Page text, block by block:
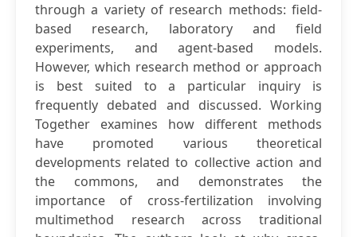
through a variety of research methods: field-
based research, laboratory and field
experiments, and agent-based models.
However, which research method or approach
is best suited to a particular inquiry is
frequently debated and discussed. Working
Together examines how different methods
have promoted various theoretical
developments related to collective action and
the commons, and demonstrates the
importance of cross-fertilization involving
multimethod research across traditional